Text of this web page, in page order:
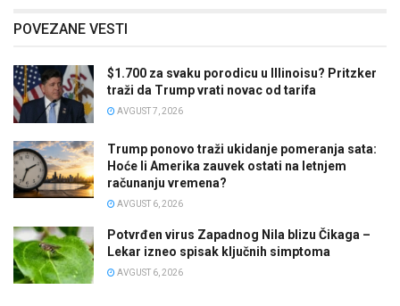
POVEZANE VESTI
$1.700 za svaku porodicu u Illinoisu? Pritzker
traži da Trump vrati novac od tarifa
AVGUST 7, 2026
Trump ponovo traži ukidanje pomeranja sata:
Hoće li Amerika zauvek ostati na letnjem
računanju vremena?
AVGUST 6, 2026
Potvrđen virus Zapadnog Nila blizu Čikaga –
Lekar izneo spisak ključnih simptoma
AVGUST 6, 2026